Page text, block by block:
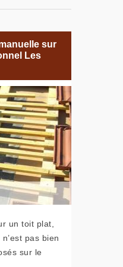
sur
Les
un toit plat,
pas bien
sur le